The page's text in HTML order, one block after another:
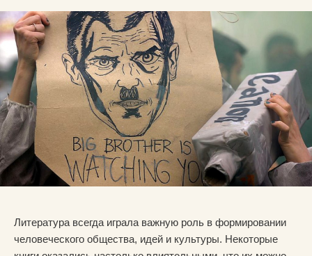
Литература всегда играла важную роль в формировании
человеческого общества, идей и культуры. Некоторые